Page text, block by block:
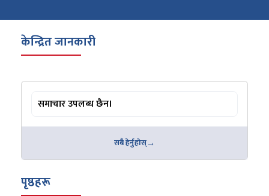
केन्द्रित जानकारी
समाचार उपलब्ध छैन।
सबै हेर्नुहोस्
पृष्ठहरू